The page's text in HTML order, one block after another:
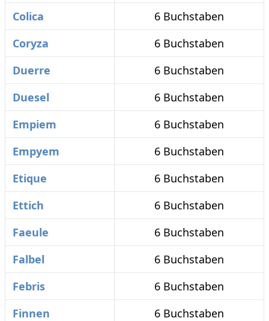
Colica
6 Buchstaben
Coryza
6 Buchstaben
Duerre
6 Buchstaben
Duesel
6 Buchstaben
Empiem
6 Buchstaben
Empyem
6 Buchstaben
Etique
6 Buchstaben
Ettich
6 Buchstaben
Faeule
6 Buchstaben
Falbel
6 Buchstaben
Febris
6 Buchstaben
Finnen
6 Buchstaben